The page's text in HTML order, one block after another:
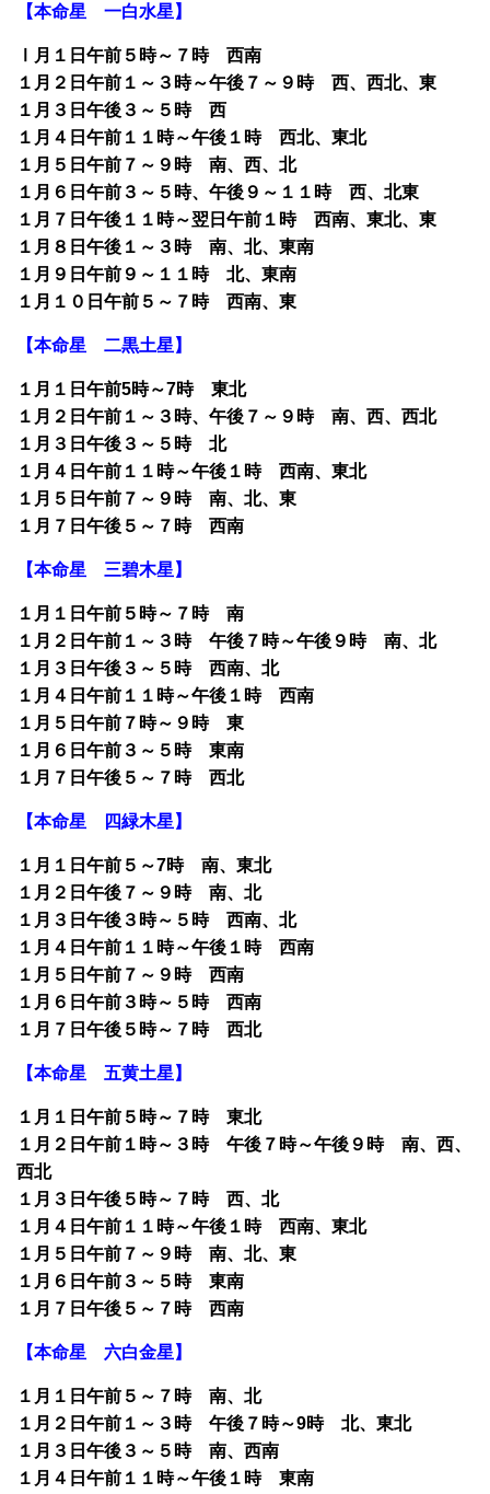
【本命星 一白水星】
Ⅰ月１日午前５時～７時 西南
１月２日午前１～３時～午後７～９時 西、西北、東
１月３日午後３～５時 西
１月４日午前１１時～午後１時 西北、東北
１月５日午前７～９時 南、西、北
１月６日午前３～５時、午後９～１１時 西、北東
１月７日午後１１時～翌日午前１時 西南、東北、東
１月８日午後１～３時 南、北、東南
１月９日午前９～１１時 北、東南
１月１０日午前５～７時 西南、東
【本命星 二黒土星】
１月１日午前5時～7時 東北
１月２日午前１～３時、午後７～９時 南、西、西北
１月３日午後３～５時 北
１月４日午前１１時～午後１時 西南、東北
１月５日午前７～９時 南、北、東
１月７日午後５～７時 西南
【本命星 三碧木星】
１月１日午前５時～７時 南
１月２日午前１～３時 午後７時～午後９時 南、北
１月３日午後３～５時 西南、北
１月４日午前１１時～午後１時 西南
１月５日午前７時～９時 東
１月６日午前３～５時 東南
１月７日午後５～７時 西北
【本命星 四緑木星】
１月１日午前５～7時 南、東北
１月２日午後７～９時 南、北
１月３日午後３時～５時 西南、北
１月４日午前１１時～午後１時 西南
１月５日午前７～９時 西南
１月６日午前３時～５時 西南
１月７日午後５時～７時 西北
【本命星 五黄土星】
１月１日午前５時～７時 東北
１月２日午前１時～３時 午後７時～午後９時 南、西、
西北
１月３日午後５時～７時 西、北
１月４日午前１１時～午後１時 西南、東北
１月５日午前７～９時 南、北、東
１月６日午前３～５時 東南
１月７日午後５～７時 西南
【本命星 六白金星】
１月１日午前５～７時 南、北
１月２日午前１～３時 午後７時～9時 北、東北
１月３日午後３～５時 南、西南
１月４日午前１１時～午後１時 東南